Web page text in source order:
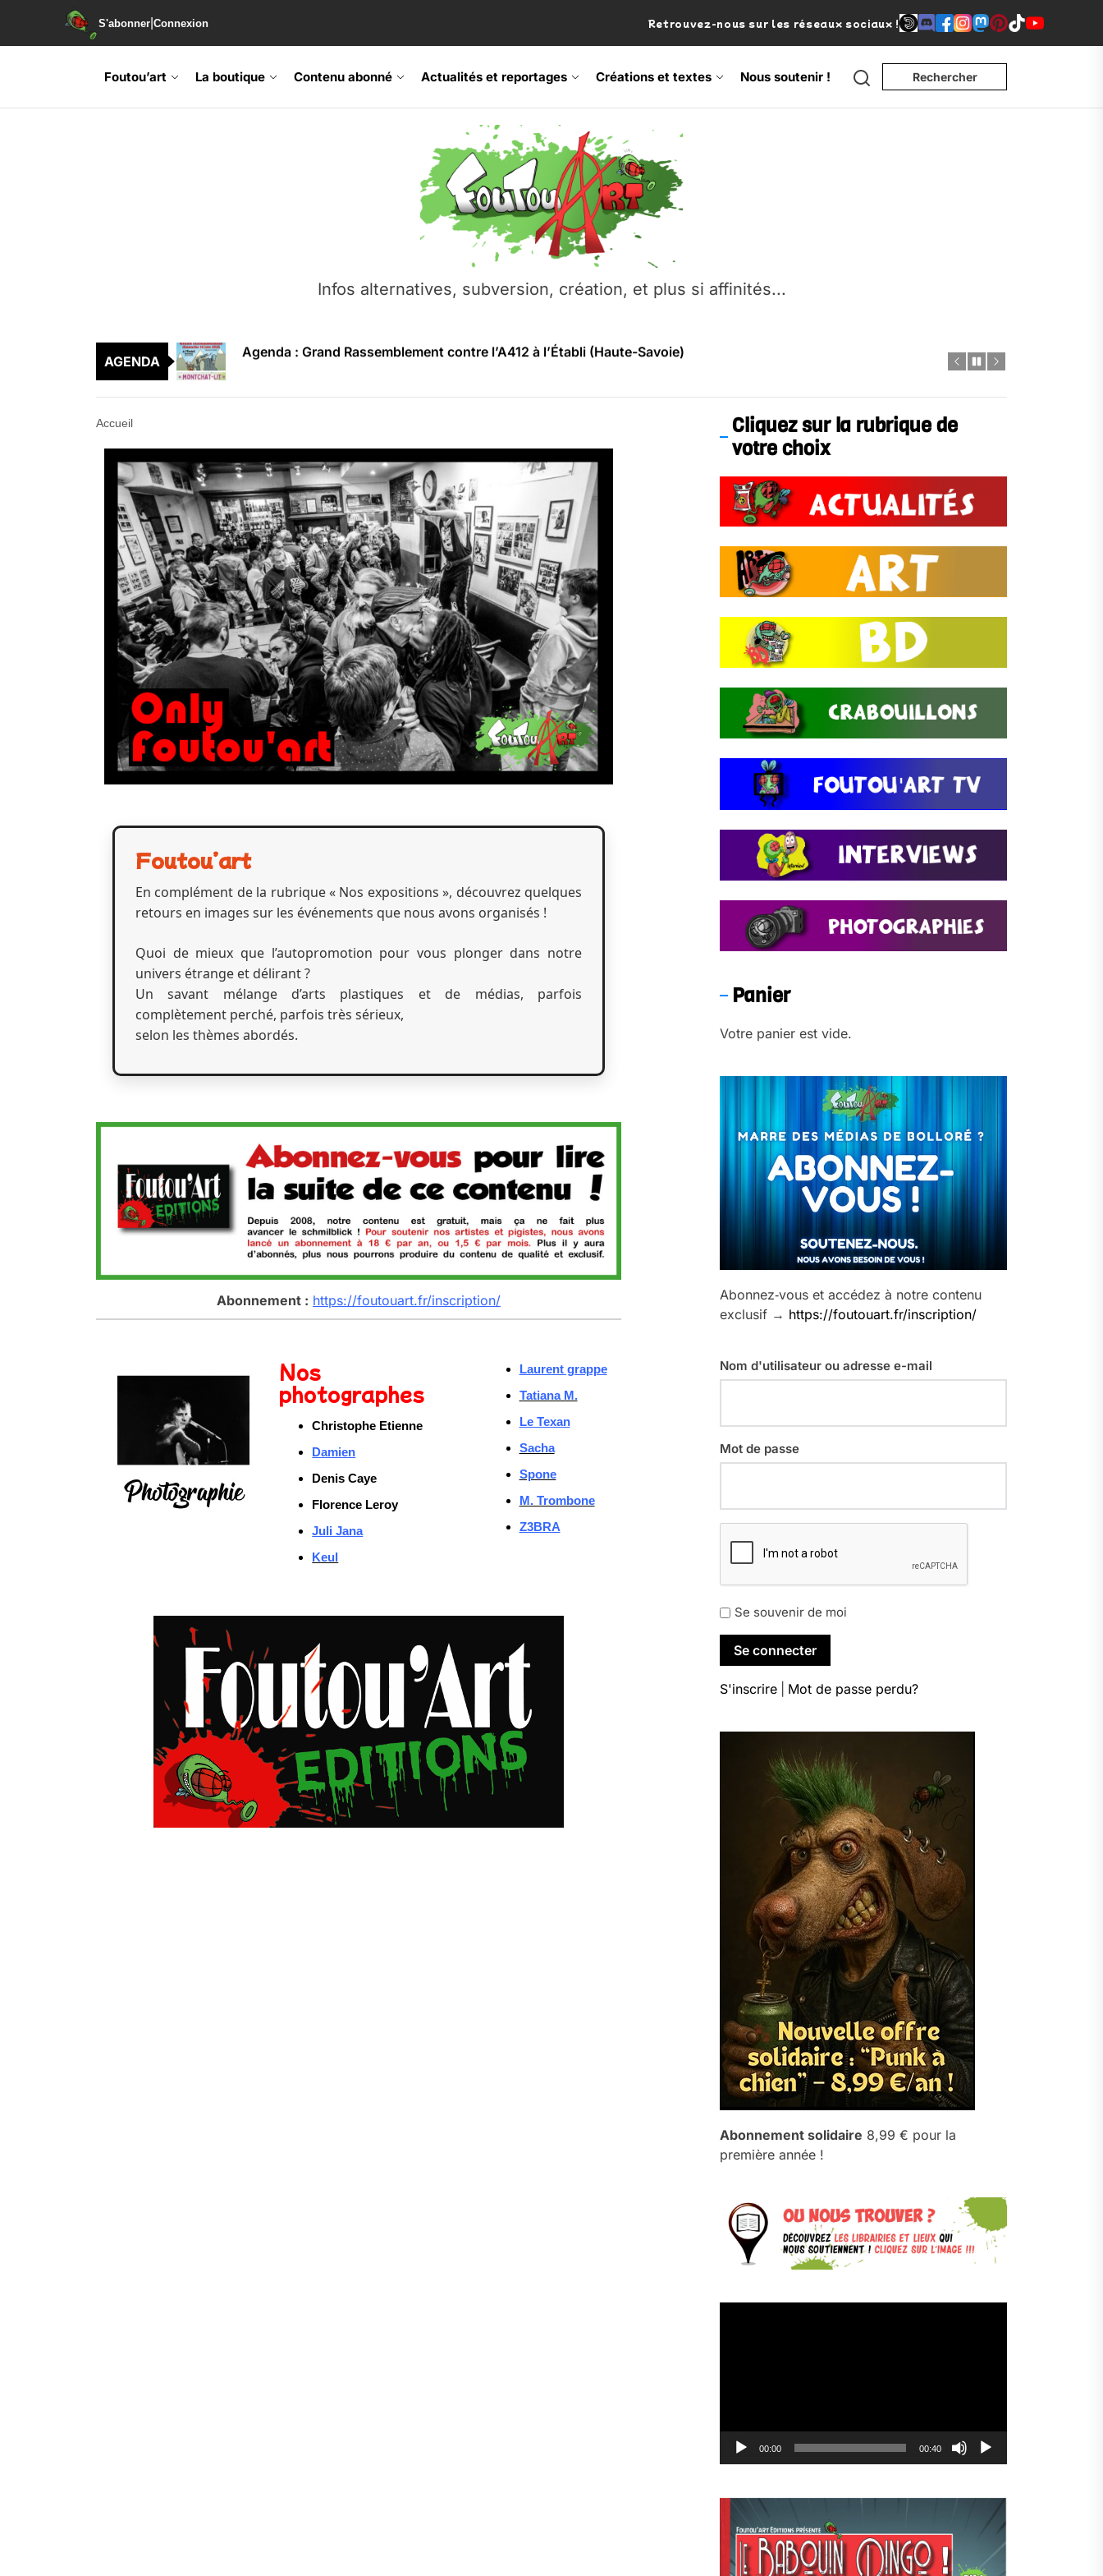
S'abonner Connexion Retrouvez-nous sur les réseaux sociaux !
Foutou’art La boutique Contenu abonné Actualités et reportages Créations et textes Nous soutenir ! Rechercher
Infos alternatives, subversion, création, et plus si affinités...
AGENDA
Agenda : Exposition Frisson Fripon – vernissage 21 mai (Lyon)
Retrouvez-nous au Bos’Tock Festival – Samedi 18 juillet (Vaulx-en-Velin)
Soirée de lancement – Ŝtono, un livre réalisé par Michaël Moretti & Pierre Lacôte
Agenda : Salon du livre Montchat‑Lit – 7 juin 2026 (Lyon 3ᵉ)
Agenda : Exposition Frisson Fripon – vernissage 21 mai (Lyon)
Accueil
Foutou’art
En complément de la rubrique « Nos expositions », découvrez quelques
retours en images sur les événements que nous avons organisés !
Quoi de mieux que l’autopromotion pour vous plonger dans notre
univers étrange et délirant ?
Un savant mélange d’arts plastiques et de médias, parfois
complètement perché, parfois très sérieux,
selon les thèmes abordés.
Abonnement : https://foutouart.fr/inscription/
Nos
photographes
Christophe Etienne
Damien
Denis Caye
Florence Leroy
Juli Jana
Keul
Laurent grappe
Tatiana M.
Le Texan
Sacha
Spone
M. Trombone
Z3BRA
Cliquez sur la rubrique de
votre choix
Panier
Votre panier est vide.
Abonnez‑vous et accédez à notre contenu
exclusif → https://foutouart.fr/inscription/
Nom d'utilisateur ou adresse e-mail
Mot de passe
Se souvenir de moi
S'inscrire Mot de passe perdu?
Abonnement solidaire 8,99 € pour la
première année !
00:00 00:40